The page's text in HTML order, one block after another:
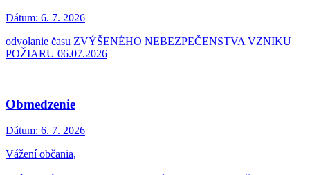
Dátum: 6. 7. 2026
odvolanie času ZVÝŠENÉHO NEBEZPEČENSTVA VZNIKU
POŽIARU 06.07.2026
Obmedzenie
Dátum: 6. 7. 2026
Vážení občania,